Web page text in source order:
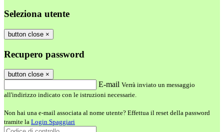
Seleziona utente
button close ×
Recupero password
button close ×
E-mail Verrà inviato un messaggio
all'indirizzo indicato con le istruzioni necessarie.
Non hai una e-mail associata al nome utente? Effettua il reset della password
tramite la Login Spaggiari